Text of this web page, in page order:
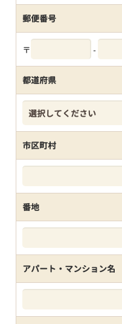
郵便番号
〒 -
都道府県
市区町村
番地
アパート・マンション名